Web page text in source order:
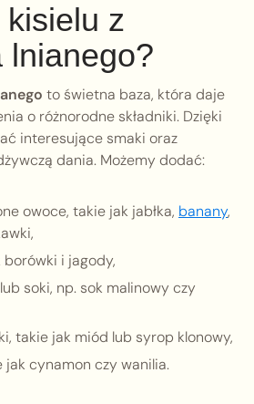
z
lnianego?
to świetna baza, która daje
o różnorodne składniki. Dzięki
interesujące smaki oraz
dania. Możemy dodać:
owoce, takie jak jabłka, banany,
borówki i jagody,
soki, np. sok malinowy czy
takie jak miód lub syrop klonowy,
jak cynamon czy wanilia.